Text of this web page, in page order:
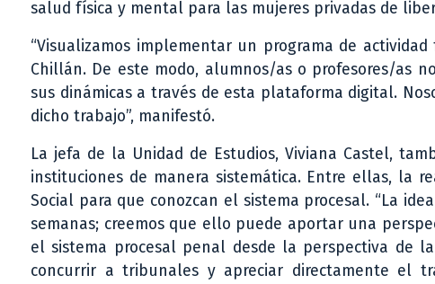
salud física y mental para las mujeres privadas de
“Visualizamos implementar un programa de
Chillán. De este modo, alumnos/as o profesores/as
sus dinámicas a través de esta plataforma digital.
dicho trabajo”, manifestó.
La jefa de la Unidad de Estudios, Viviana Castel,
instituciones de manera sistemática. Entre ellas, la
Social para que conozcan el sistema procesal. “La
semanas; creemos que ello puede aportar una
el sistema procesal penal desde la perspectiva de
concurrir a tribunales y apreciar directamente el